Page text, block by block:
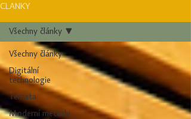
ČLÁNKY
Všechny články
Digitální
technologie
Témata
Moderní metody
Všechny články